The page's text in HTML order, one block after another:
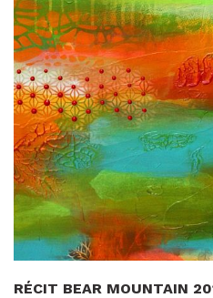
RÉCIT BEAR MOUNTAIN